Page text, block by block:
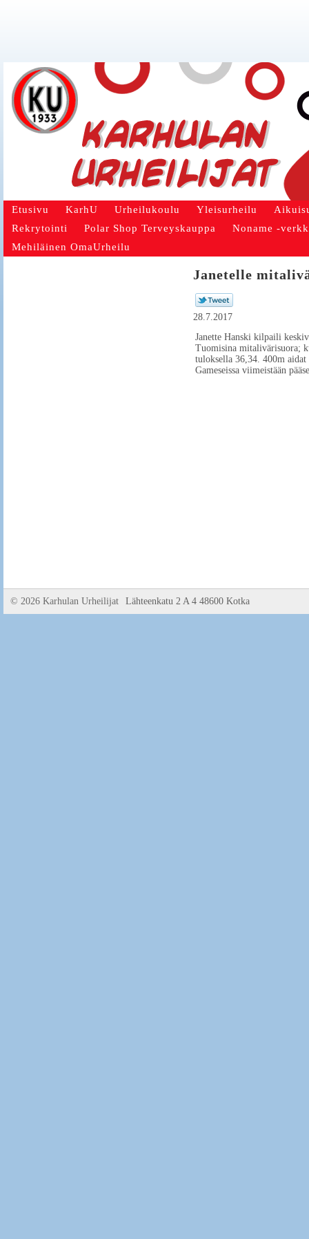
Etusivu KarhU Urheilukoulu Yleisurheilu
Rekrytointi
Polar Shop Terveyskauppa
Noname -
Mehiläinen OmaUrheilu
Janetelle
28.7.2017
Janette Hanski kilpaili
Tuomisina mitalivärisuora;
tuloksella 36,34. 400m
Gameseissa viimeistään
© 2026 Karhulan Urheilijat Lähteenkatu 2 A 4 48600 Kotka